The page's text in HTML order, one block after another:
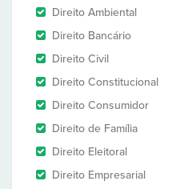
Direito Ambiental
Direito Bancário
Direito Civil
Direito Constitucional
Direito Consumidor
Direito de Família
Direito Eleitoral
Direito Empresarial